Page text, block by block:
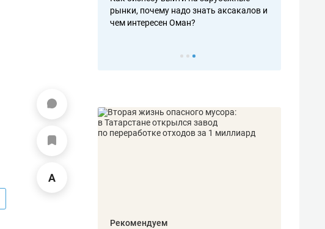
рынки, почему надо знать аксакалов и
чем интересен Оман?
Рекомендуем